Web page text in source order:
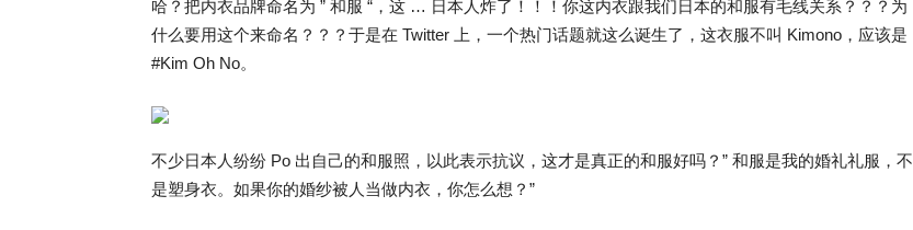
哈？把内衣品牌命名为 ” 和服 “，这 … 日本人炸了！！！你这内衣跟我们日本的和服有毛线关系？？？为
什么要用这个来命名？？？于是在 Twitter 上，一个热门话题就这么诞生了，这衣服不叫 Kimono，应该是
#Kim Oh No。
不少日本人纷纷 Po 出自己的和服照，以此表示抗议，这才是真正的和服好吗？” 和服是我的婚礼礼服，不
是塑身衣。如果你的婚纱被人当做内衣，你怎么想？”